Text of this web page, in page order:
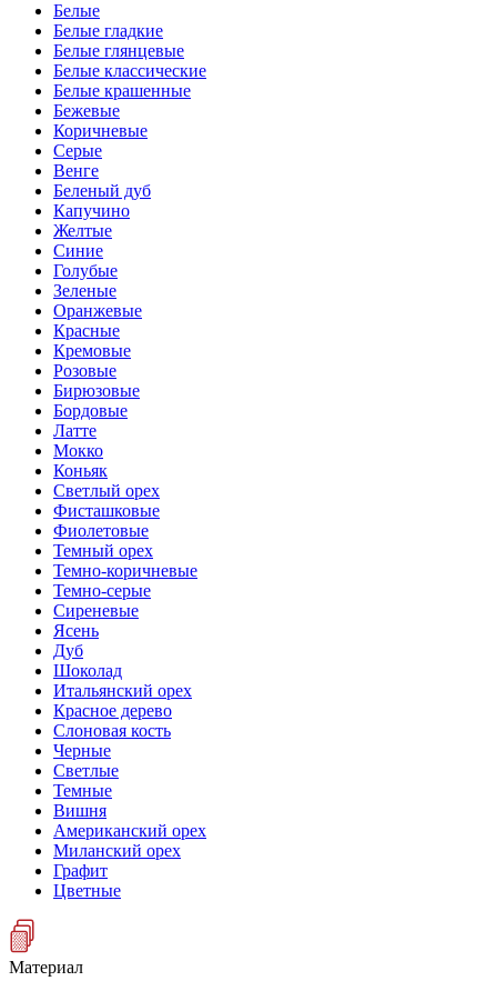
Белые
Белые гладкие
Белые глянцевые
Белые классические
Белые крашенные
Бежевые
Коричневые
Серые
Венге
Беленый дуб
Капучино
Желтые
Синие
Голубые
Зеленые
Оранжевые
Красные
Кремовые
Розовые
Бирюзовые
Бордовые
Латте
Мокко
Коньяк
Светлый орех
Фисташковые
Фиолетовые
Темный орех
Темно-коричневые
Темно-серые
Сиреневые
Ясень
Дуб
Шоколад
Итальянский орех
Красное дерево
Слоновая кость
Черные
Светлые
Темные
Вишня
Американский орех
Миланский орех
Графит
Цветные
Материал